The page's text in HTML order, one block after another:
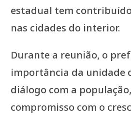
estadual tem
nas cidades do interior.
Durante a reunião, o
importância da unidade
diálogo com a
compromisso com o